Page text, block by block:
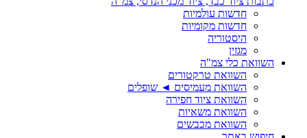
חדשות עולמיות
חדשות מקומיות
היסטוריה
מגזין
השוואת כלי צמ"ה
השוואת טרקטורים
השוואת מעמיסים ◄ שופלים
השוואת ציוד חפירה
השוואת משאיות
השוואת מכבשים